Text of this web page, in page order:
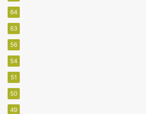
64
63
56
54
51
50
49